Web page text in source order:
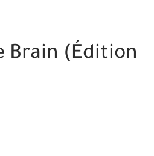
Brain (Édition